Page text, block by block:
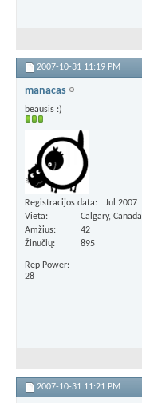
2007-10-31 11:19 PM
manacas
beausis :)
Registracijos data
Jul 2007
Vieta
Calgary, Canada
Amžius
42
Žinučių
895
Rep Power
28
2007-10-31 11:21 PM